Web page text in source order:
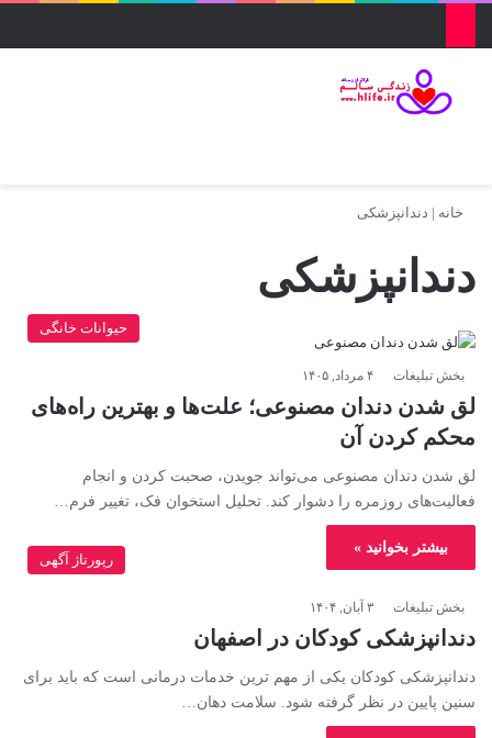
خانه | دندانپزشکی
دندانپزشکی
حیوانات خانگی
بخش تبلیغات ۴ مرداد, ۱۴۰۵
لق شدن دندان مصنوعی؛ علت‌ها و بهترین راه‌های
محکم کردن آن
لق شدن دندان مصنوعی می‌تواند جویدن، صحبت کردن و انجام
فعالیت‌های روزمره را دشوار کند. تحلیل استخوان فک، تغییر فرم…
بیشتر بخوانید »
رپورتاژ آگهی
بخش تبلیغات ۳ آبان, ۱۴۰۴
دندانپزشکی کودکان در اصفهان
دندانپزشکی کودکان یکی از مهم ترین خدمات درمانی است که باید برای
سنین پایین در نظر گرفته شود. سلامت دهان…